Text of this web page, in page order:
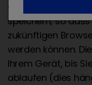
des Benutzers für
speichern, so
zukünftigen
werden können.
Ihrem Gerät, bis
ablaufen (dies